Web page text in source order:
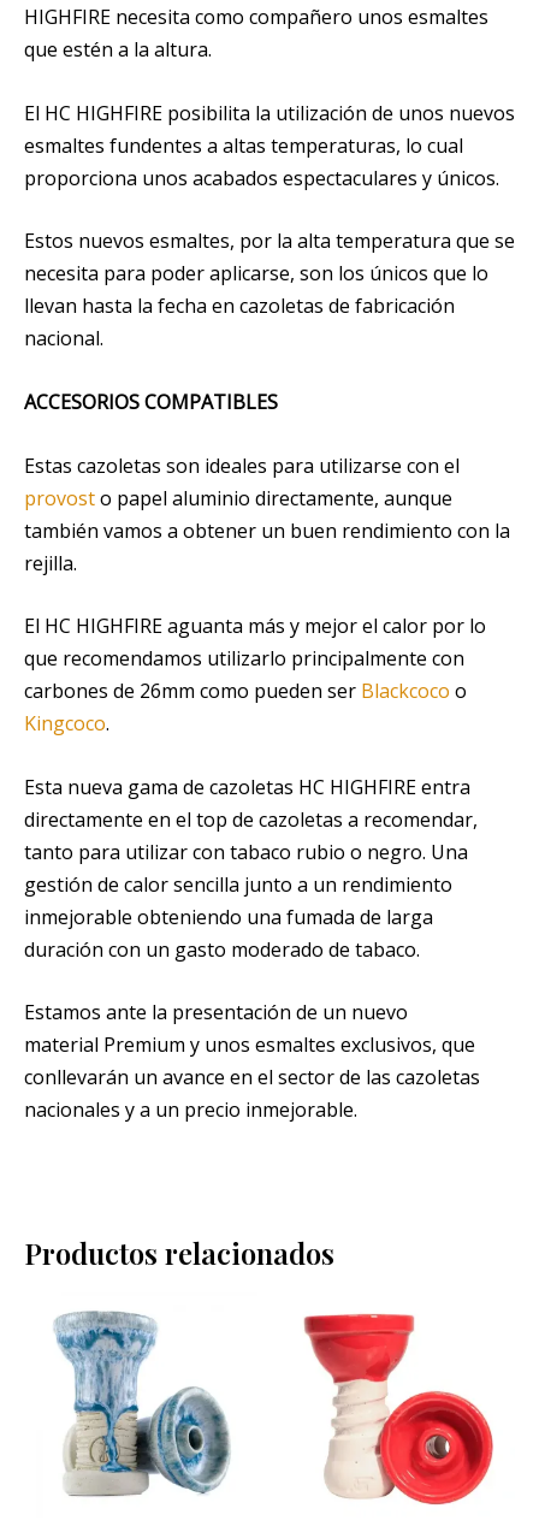
HIGHFIRE necesita como compañero unos esmaltes
que estén a la altura.
El HC HIGHFIRE posibilita la utilización de unos nuevos
esmaltes fundentes a altas temperaturas, lo cual
proporciona unos acabados espectaculares y únicos.
Estos nuevos esmaltes, por la alta temperatura que se
necesita para poder aplicarse, son los únicos que lo
llevan hasta la fecha en cazoletas de fabricación
nacional.
ACCESORIOS COMPATIBLES
Estas cazoletas son ideales para utilizarse con el
provosto papel aluminio directamente, aunque
también vamos a obtener un buen rendimiento con la
rejilla.
El HC HIGHFIRE aguanta más y mejor el calor por lo
que recomendamos utilizarlo principalmente con
carbones de 26mm como pueden ser Blackcoco o
Kingcoco.
Esta nueva gama de cazoletas HC HIGHFIRE entra
directamente en el top de cazoletas a recomendar,
tanto para utilizar con tabaco rubio o negro. Una
gestión de calor sencilla junto a un rendimiento
inmejorable obteniendo una fumada de larga
duración con un gasto moderado de tabaco.
Estamos ante la presentación de un nuevo
material Premium y unos esmaltes exclusivos, que
conllevarán un avance en el sector de las cazoletas
nacionales y a un precio inmejorable.
Productos relacionados
producto